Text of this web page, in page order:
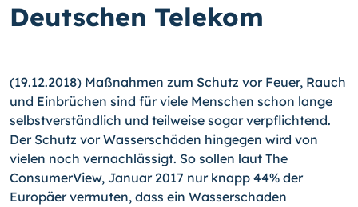
Deutschen Telekom
(19.12.2018) Maßnahmen zum Schutz vor Feuer, Rauch
und Einbrüchen sind für viele Menschen schon lange
selbstverständlich und teilweise sogar verpflichtend.
Der Schutz vor Wasserschäden hingegen wird von
vielen noch vernachlässigt. So sollen laut The
ConsumerView, Januar 2017 nur knapp 44% der
Europäer vermuten, dass ein Wasserschaden